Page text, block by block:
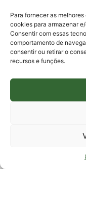
Para fornecer as
cookies para armazenar
Consentir com essas
comportamento de
consentir ou retirar o
recursos e funções.
Para assuntos
Para assuntos
Para assuntos
Para assuntos
Para assuntos
Jair Artur da Silva
km 01, Módulo 12A,